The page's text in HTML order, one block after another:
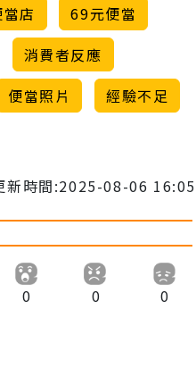
店
69元便當
消費者反應
便當照片 經驗不足
新時間:2025-08-06 16:05
0 0 0